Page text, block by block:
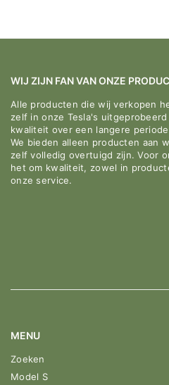
WIJ ZIJN FAN VAN ONZE
Alle producten die wij verkopen
zelf in onze Tesla's
kwaliteit over een langere
We bieden alleen producten aan
zelf volledig overtuigd zijn. Voor
het om kwaliteit, zowel in
onze service.
MENU
Zoeken
Model S